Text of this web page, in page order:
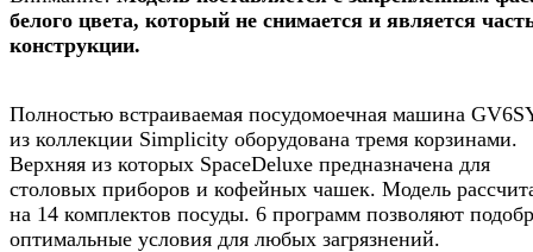
белого цвета, который не снимается и является
конструкции.
Полностью встраиваемая посудомоечная машина
из коллекции Simplicity оборудована тремя корзинами.
Верхняя из которых SpaceDeluxe предназначена для
столовых приборов и кофейных чашек. Модель
на 14 комплектов посуды. 6 программ позволяют
оптимальные условия для любых загрязнений.